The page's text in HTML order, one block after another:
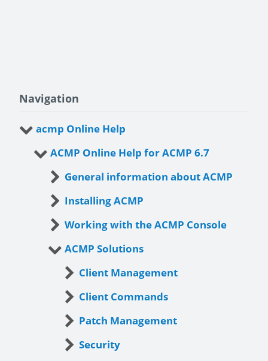
Navigation
acmp Online Help
ACMP Online Help for ACMP 6.7
General information about ACMP
Installing ACMP
Working with the ACMP Console
ACMP Solutions
Client Management
Client Commands
Patch Management
Security